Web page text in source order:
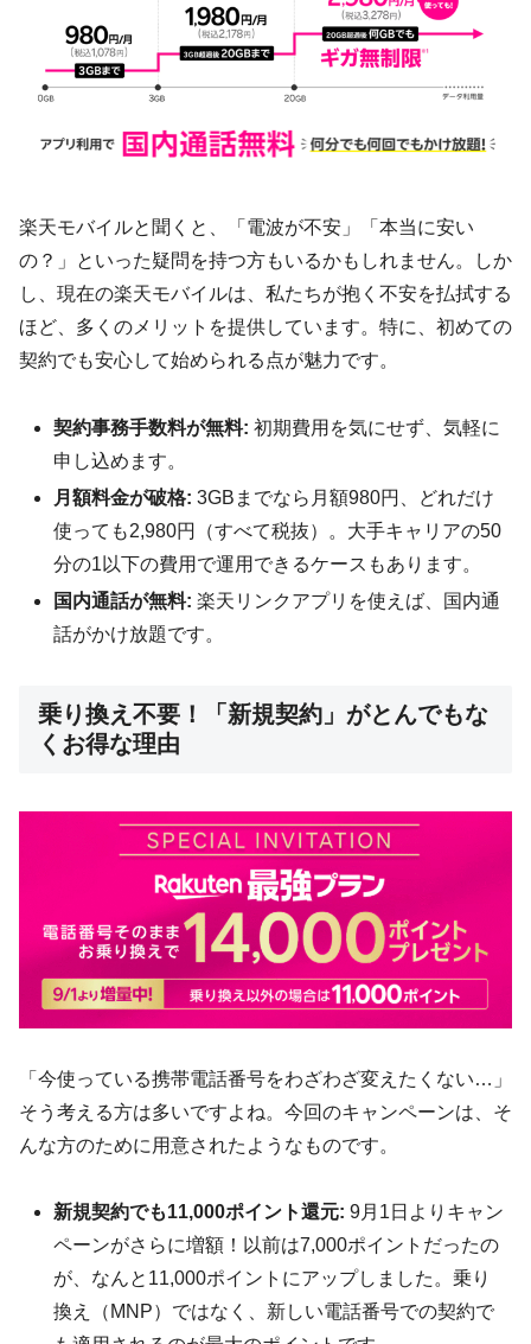
楽天モバイルと聞くと、「電波が不安」「本当に安い
の？」といった疑問を持つ方もいるかもしれません。しか
し、現在の楽天モバイルは、私たちが抱く不安を払拭する
ほど、多くのメリットを提供しています。特に、初めての
契約でも安心して始められる点が魅力です。
契約事務手数料が無料: 初期費用を気にせず、気軽に
申し込めます。
月額料金が破格: 3GBまでなら月額980円、どれだけ
使っても2,980円（すべて税抜）。大手キャリアの50
分の1以下の費用で運用できるケースもあります。
国内通話が無料: 楽天リンクアプリを使えば、国内通
話がかけ放題です。
乗り換え不要！「新規契約」がとんでもな
くお得な理由
「今使っている携帯電話番号をわざわざ変えたくない…」
そう考える方は多いですよね。今回のキャンペーンは、そ
んな方のために用意されたようなものです。
新規契約でも11,000ポイント還元: 9月1日よりキャン
ペーンがさらに増額！以前は7,000ポイントだったの
が、なんと11,000ポイントにアップしました。乗り
換え（MNP）ではなく、新しい電話番号での契約で